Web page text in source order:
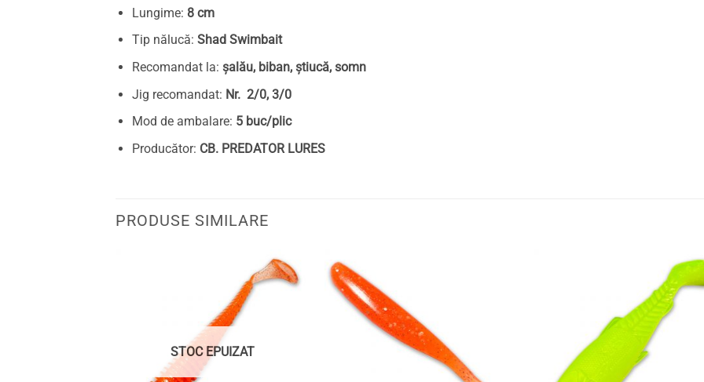
Lungime: 8 cm
Tip nălucă: Shad Swimbait
Recomandat la: șalău, biban, știucă, somn
Jig recomandat: Nr. 2/0, 3/0
Mod de ambalare: 5 buc/plic
Producător: CB. PREDATOR LURES
PRODUSE SIMILARE
STOC EPUIZAT